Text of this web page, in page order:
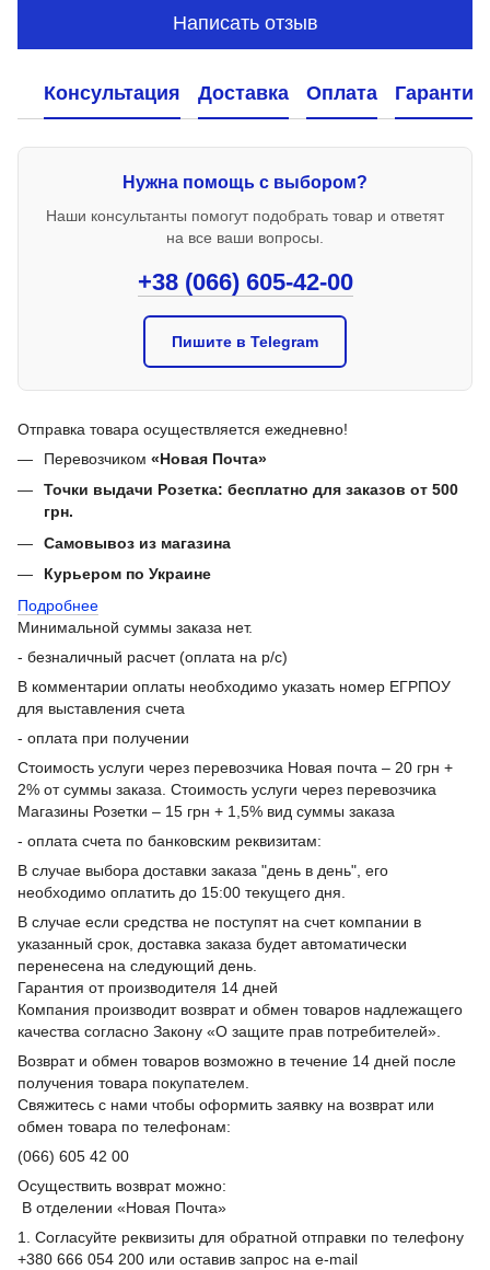
Написать отзыв
Консультация Доставка Оплата Гарантия
Нужна помощь с выбором?
Наши консультанты помогут подобрать товар и ответят
на все ваши вопросы.
+38 (066) 605-42-00
Пишите в Telegram
Отправка товара осуществляется ежедневно!
Перевозчиком «Новая Почта»
Точки выдачи Розетка: бесплатно для заказов от 500
грн.
Самовывоз из магазина
Курьером по Украине
Подробнее
Минимальной суммы заказа нет.
- безналичный расчет (оплата на р/с)
В комментарии оплаты необходимо указать номер ЕГРПОУ
для выставления счета
- оплата при получении
Стоимость услуги через перевозчика Новая почта – 20 грн +
2% от суммы заказа. Стоимость услуги через перевозчика
Магазины Розетки – 15 грн + 1,5% вид суммы заказа
- оплата счета по банковским реквизитам:
В случае выбора доставки заказа "день в день", его
необходимо оплатить до 15:00 текущего дня.
В случае если средства не поступят на счет компании в
указанный срок, доставка заказа будет автоматически
перенесена на следующий день.
Гарантия от производителя 14 дней
Компания производит возврат и обмен товаров надлежащего
качества согласно Закону «О защите прав потребителей».
Возврат и обмен товаров возможно в течение 14 дней после
получения товара покупателем.
Свяжитесь с нами чтобы оформить заявку на возврат или
обмен товара по телефонам:
(066) 605 42 00
Осуществить возврат можно:
В отделении «Новая Почта»
1. Согласуйте реквизиты для обратной отправки по телефону
+380 666 054 200 или оставив запрос на e-mail